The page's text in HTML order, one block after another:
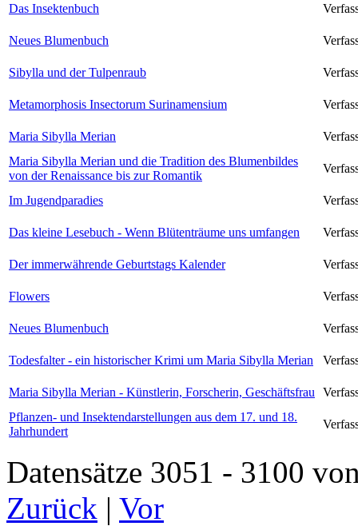
Das Insektenbuch
Neues Blumenbuch
Sibylla und der Tulpenraub
Metamorphosis Insectorum Surinamensium
Maria Sibylla Merian
Maria Sibylla Merian und die Tradition des Blumenbildes
von der Renaissance bis zur Romantik
Im Jugendparadies
Das kleine Lesebuch - Wenn Blütenträume uns umfangen
Der immerwährende Geburtstags Kalender
Flowers
Neues Blumenbuch
Todesfalter - ein historischer Krimi um Maria Sibylla Merian
Maria Sibylla Merian - Künstlerin, Forscherin, Geschäftsfrau
Pflanzen- und Insektendarstellungen aus dem 17. und 18.
Jahrhundert
Datensätze 3051 - 3100
Zurück | Vor